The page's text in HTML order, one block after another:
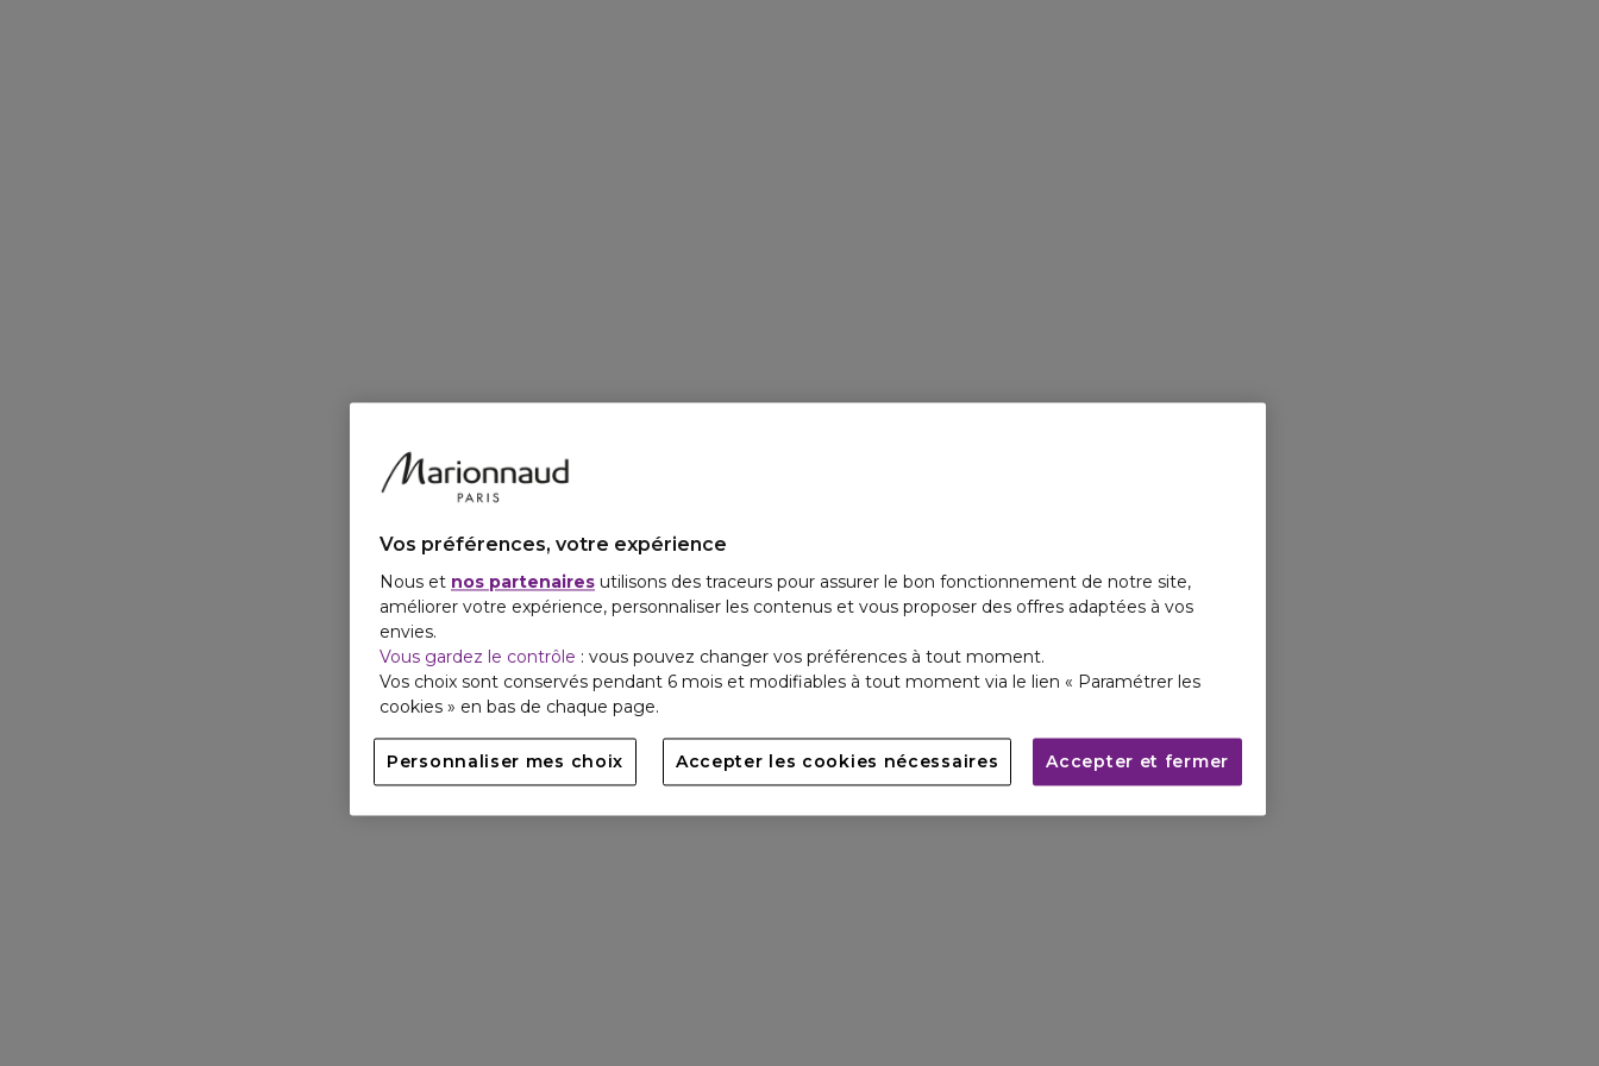
Vos préférences, votre expérience
Nous et nos partenaires utilisons des traceurs pour assurer le bon fonctionnement de notre site,
améliorer votre expérience, personnaliser les contenus et vous proposer des offres adaptées à vos
envies.
Vous gardez le contrôle : vous pouvez changer vos préférences à tout moment.
Vos choix sont conservés pendant 6 mois et modifiables à tout moment via le lien « Paramétrer les
cookies » en bas de chaque page.
Personnaliser mes choix Accepter les cookies nécessaires Accepter et fermer